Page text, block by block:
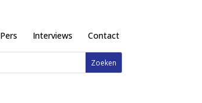
Pers Interviews Contact